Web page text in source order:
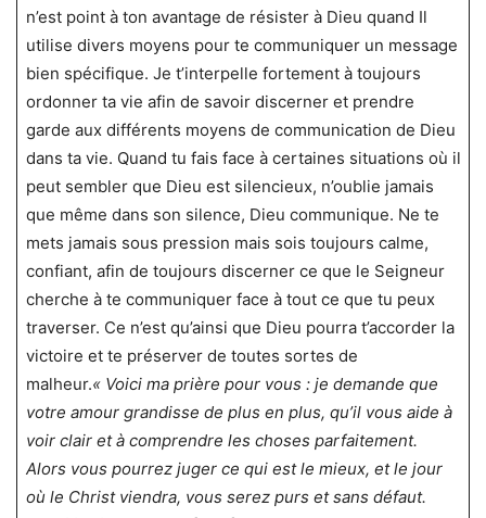
n’est point à ton avantage de résister à Dieu quand Il
utilise divers moyens pour te communiquer un message
bien spécifique. Je t’interpelle fortement à toujours
ordonner ta vie afin de savoir discerner et prendre
garde aux différents moyens de communication de Dieu
dans ta vie. Quand tu fais face à certaines situations où il
peut sembler que Dieu est silencieux, n’oublie jamais
que même dans son silence, Dieu communique. Ne te
mets jamais sous pression mais sois toujours calme,
confiant, afin de toujours discerner ce que le Seigneur
cherche à te communiquer face à tout ce que tu peux
traverser. Ce n’est qu’ainsi que Dieu pourra t’accorder la
victoire et te préserver de toutes sortes de
malheur.« Voici ma prière pour vous : je demande que
votre amour grandisse de plus en plus, qu’il vous aide à
voir clair et à comprendre les choses parfaitement.
Alors vous pourrez juger ce qui est le mieux, et le jour
où le Christ viendra, vous serez purs et sans défaut.